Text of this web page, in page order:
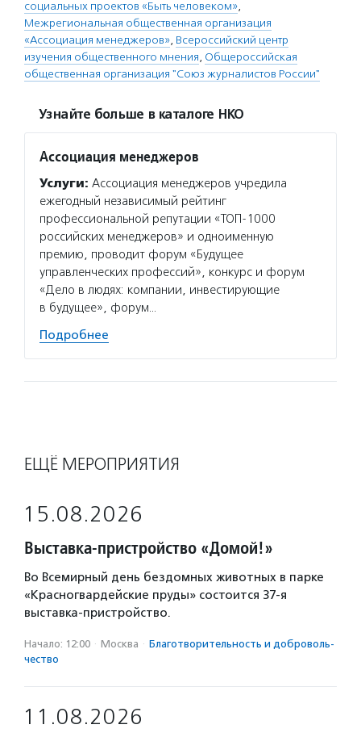
социальных проектов «Быть человеком»,
Межрегиональная общественная организация
«Ассоциация менеджеров», Всероссийский центр
изучения общественного мнения, Общероссийская
общественная организация "Союз журналистов России"
Узнайте больше в каталоге НКО
Ассоциация менеджеров
Услуги: Ассоциация менеджеров учредила
ежегодный независимый рейтинг
профессиональной репутации «ТОП-1000
российских менеджеров» и одноименную
премию, проводит форум «Будущее
управленческих профессий», конкурс и форум
«Дело в людях: компании, инвестирующие
в будущее», форум…
Подробнее
ЕЩЁ МЕРОПРИЯТИЯ
15.08.2026
Выставка-пристройство «Домой!»
Во Всемирный день бездомных животных в парке
«Красногвардейские пруды» состоится 37-я
выставка-пристройство.
Начало: 12:00 · Москва · Благотвори­тель­ность и доброволь­
чест­во
11.08.2026